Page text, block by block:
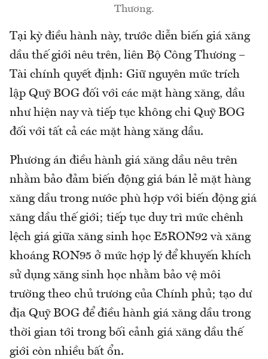
Thương.
Tại kỳ điều hành này, trước diễn biến giá xăng
dầu thế giới nêu trên, liên Bộ Công Thương –
Tài chính quyết định: Giữ nguyên mức trích
lập Quỹ BOG đối với các mặt hàng xăng, dầu
như hiện nay và tiếp tục không chi Quỹ BOG
đối với tất cả các mặt hàng xăng dầu.
Phương án điều hành giá xăng dầu nêu trên
nhằm bảo đảm biến động giá bán lẻ mặt hàng
xăng dầu trong nước phù hợp với biến động giá
xăng dầu thế giới; tiếp tục duy trì mức chênh
lệch giá giữa xăng sinh học E5RON92 và xăng
khoáng RON95 ở mức hợp lý để khuyến khích
sử dụng xăng sinh học nhằm bảo vệ môi
trường theo chủ trương của Chính phủ; tạo dư
địa Quỹ BOG để điều hành giá xăng dầu trong
thời gian tới trong bối cảnh giá xăng dầu thế
giới còn nhiều bất ổn.